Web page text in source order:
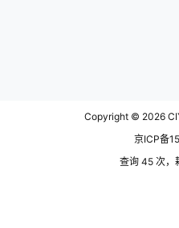
Copyright © 2026
京ICP备
查询 45 次，